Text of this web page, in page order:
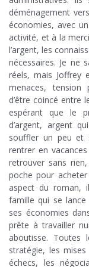
déménagement
économies, avec
activité, et à la
l’argent, les
nécessaires. Je ne
réels, mais Joffrey
menaces, tension
d’être coincé entre
espérant que le
d’argent, argent
souffler un peu et
rentrer en
retrouver sans
poche pour
aspect du roman,
famille qui se
ses économies
prête à travailler
aboutisse.
stratégie, les
échecs, les